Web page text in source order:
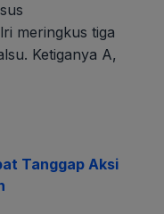
meringkus tiga
Ketiganya A,
Tanggap Aksi